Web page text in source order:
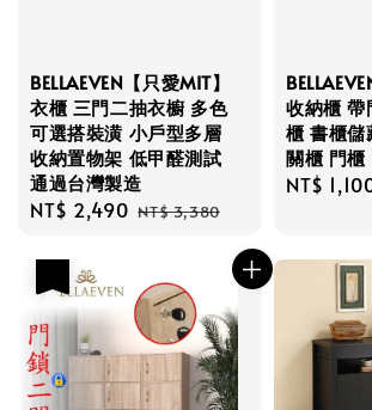
BELLAEVEN【只愛MIT】
衣櫃 三門二抽衣櫥 多色
可選搭裝潢 小戶型多層
收納置物架 低甲醛測試
通過台灣製造
Sale
NT$ 2,490 Regular
NT$ 3,380
收納櫃 帶
櫃 書櫃儲
關櫃 門櫃
Sale
NT$